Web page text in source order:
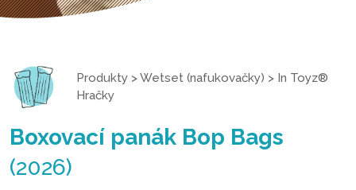
Produkty >Wetset (nafukovačky) > In Toyz®
Hračky
Boxovací panák Bop Bags
(2026)